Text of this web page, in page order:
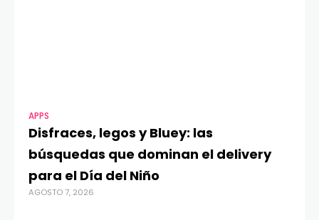
APPS
Disfraces, legos y Bluey: las
búsquedas que dominan el delivery
para el Día del Niño
AGOSTO 7, 2026